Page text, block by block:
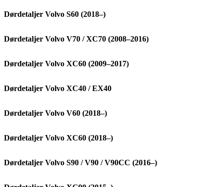
Dørdetaljer Volvo S60 (2018–)
Dørdetaljer Volvo V70 / XC70 (2008–2016)
Dørdetaljer Volvo XC60 (2009–2017)
Dørdetaljer Volvo XC40 / EX40
Dørdetaljer Volvo V60 (2018–)
Dørdetaljer Volvo XC60 (2018–)
Dørdetaljer Volvo S90 / V90 / V90CC (2016–)